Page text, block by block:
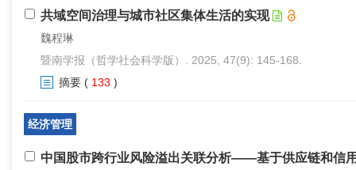
共域空间治理与城市社区集体生活的实现
魏程琳
暨南学报（哲学社会科学版）. 2025, 47(9): 145-168.
摘要 ( 133 )
经济管理
中国股市跨行业风险溢出关联分析——基于供应链和信